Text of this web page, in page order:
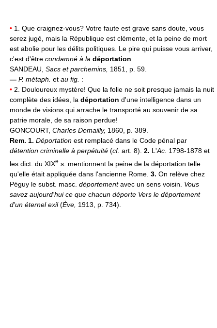
• 1. Que craignez-vous? Votre faute est grave sans doute, vous
serez jugé, mais la République est clémente, et la peine de mort
est abolie pour les délits politiques. Le pire qui puisse vous arriver,
c'est d'être condamné à la déportation
SANDEAU, Sacs et parchemins, 1851, p. 59.
— P. métaph. et au fig. :
• 2. Douloureux mystère! Que la folie ne soit presque jamais la nuit
complète des idées, la déportation d'une intelligence dans un
monde de visions qui arrache le transporté au souvenir de sa
patrie morale, de sa raison perdue!
GONCOURT, Charles Demailly, 1860, p. 389.
Rem. 1. Déportation est remplacé dans le Code pénal par
détention criminelle à perpétuité (cf. art. 8). 2. L'Ac. 1798-1878 et
les dict. du XIXe s. mentionnent la peine de la déportation telle
qu'elle était appliquée dans l'ancienne Rome. 3. On relève chez
Péguy le subst. masc. déportementavec un sens voisin. Vous
savez aujourd'hui ce que chacun déporte Vers le déportement
d'un éternel exil(Ève, 1913, p. 734).